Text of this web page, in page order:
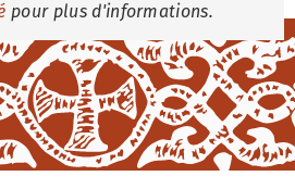
pour plus d'informations.